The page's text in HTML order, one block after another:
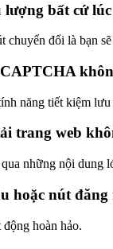
bất cứ
đổi là bạn
năng tiết kiệm
trang web
những nội dung
hoặc nút
hoàn hảo.